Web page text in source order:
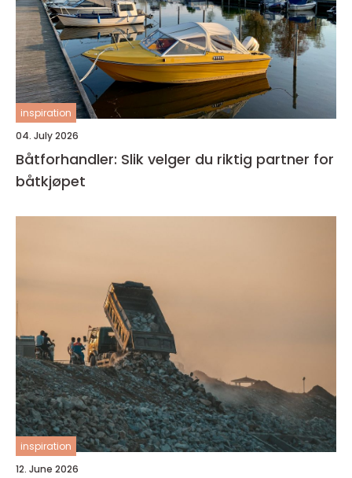
inspiration
04. July 2026
Båtforhandler: Slik velger du riktig partner for
båtkjøpet
inspiration
12. June 2026